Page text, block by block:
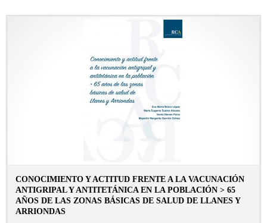
CONOCIMIENTO Y ACTITUD FRENTE A LA VACUNACIÓN
ANTIGRIPAL Y ANTITETÁNICA EN LA POBLACIÓN > 65
AÑOS DE LAS ZONAS BÁSICAS DE SALUD DE LLANES Y
ARRIONDAS